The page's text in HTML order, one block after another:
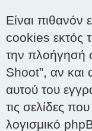
Είναι πιθανόν
cookies εκτός
την πλοήγησή
Shoot”, αν και
αυτού του
τις σελίδες
λογισμικό